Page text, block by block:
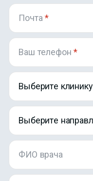
Почта*
Ваш телефон*
Выберите клинику
Выберите
ФИО врача